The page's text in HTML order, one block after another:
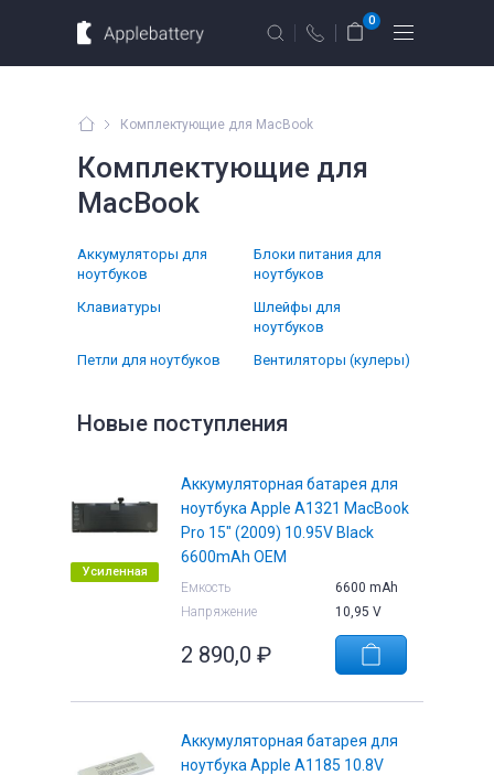
Санкт-Петербург
г. Москва, ул. Ткацкая, 5с3 (м.
Семеновская)
10 мин. ходьбы от ст.м. “Семеновская”
Обратный звонок
09.00 - 21.00
0
Для планшетов
Введите название устройства, модель или серию
Комплектующие для MacBook
Комплектующие для
MacBook
Аккумуляторы для
ноутбуков
Блоки питания для
ноутбуков
Клавиатуры
Шлейфы для
ноутбуков
Петли для ноутбуков
Вентиляторы (кулеры)
Новые поступления
Усиленная
Аккумуляторная батарея для
ноутбука Apple A1321 MacBook
Pro 15" (2009) 10.95V Black
6600mAh OEM
Емкость
6600 mAh
Напряжение
10,95 V
2 890,0 ₽
Аккумуляторная батарея для
ноутбука Apple A1185 10.8V